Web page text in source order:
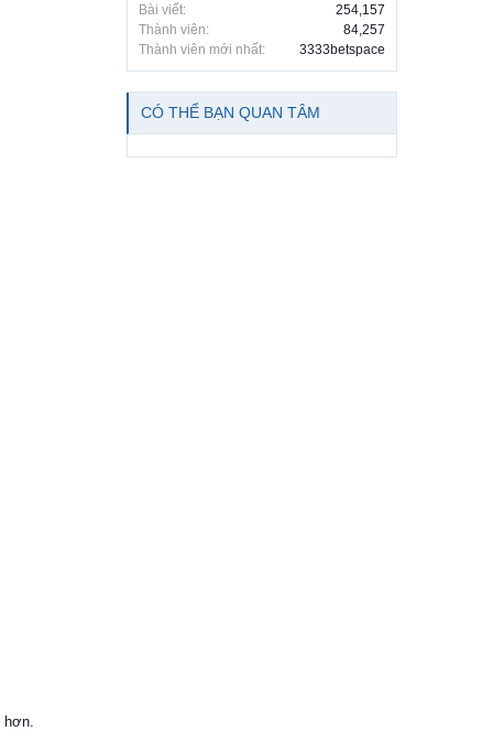
hơn.
Bài viết:
254,157
Thành viên:
84,257
Thành viên mới nhất:
3333betspace
CÓ THỂ BẠN QUAN TÂM